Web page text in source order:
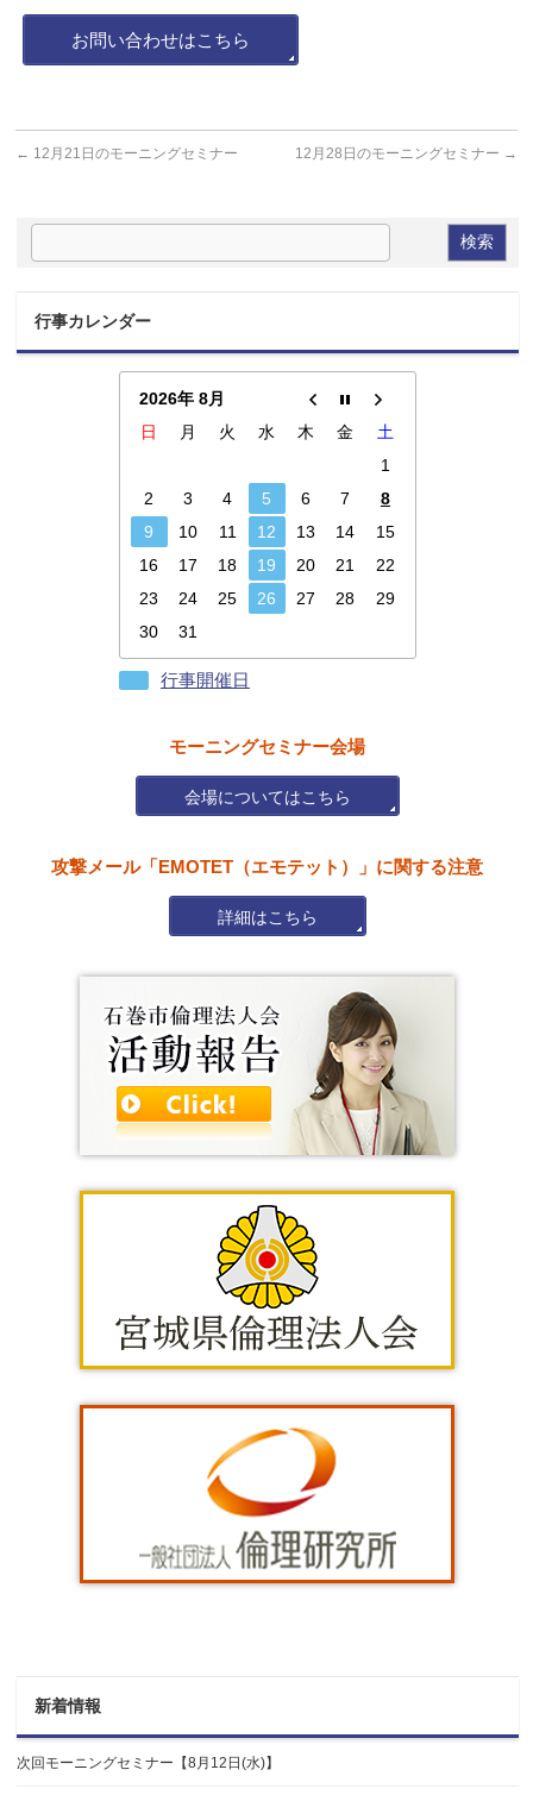
お問い合わせはこちら
← 12月21日のモーニングセミナー 12月28日のモーニングセミナー →
行事カレンダー
2026年 8月
日
月 火 水 木 金
土
1
2
3 4 5 6 7
8
9
10 11 12 13 14
15
16
17 18 19 20 21
22
23
24 25 26 27 28
29
30
31
行事開催日
モーニングセミナー会場
会場についてはこちら
攻撃メール「EMOTET（エモテット）」に関する注意
詳細はこちら
新着情報
次回モーニングセミナー【8月12日(水)】